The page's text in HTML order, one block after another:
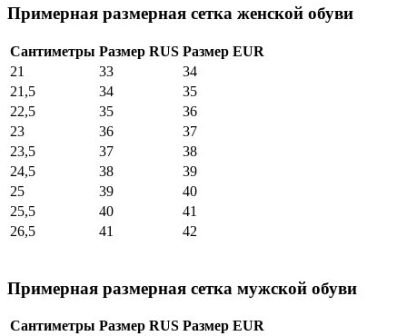
Примерная размерная сетка женской обуви
Сантиметры Размер RUS Размер EUR
21
33
34
21,5
34
35
22,5
35
36
23
36
37
23,5
37
38
24,5
38
39
25
39
40
25,5
40
41
26,5
41 42
Примерная размерная сетка мужской обуви
Сантиметры Размер RUS Размер EUR